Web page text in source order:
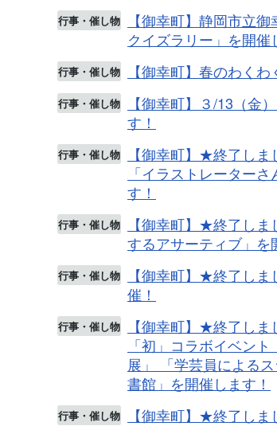
行事・催し物
【御幸町】静岡市立
クイズラリー」を開催
行事・催し物 【御幸町】春のわく
行事・催し物
【御幸町】３/13（金
す！
行事・催し物
【御幸町】★終了し
「イラストレーター
す！
行事・催し物
【御幸町】★終了し
するアサーティブ」を
行事・催し物
【御幸町】★終了し
催！
行事・催し物
【御幸町】★終了し
「初」コラボイベン
展」 「学芸員による
書館」を開催します！
行事・催し物 【御幸町】★終了し